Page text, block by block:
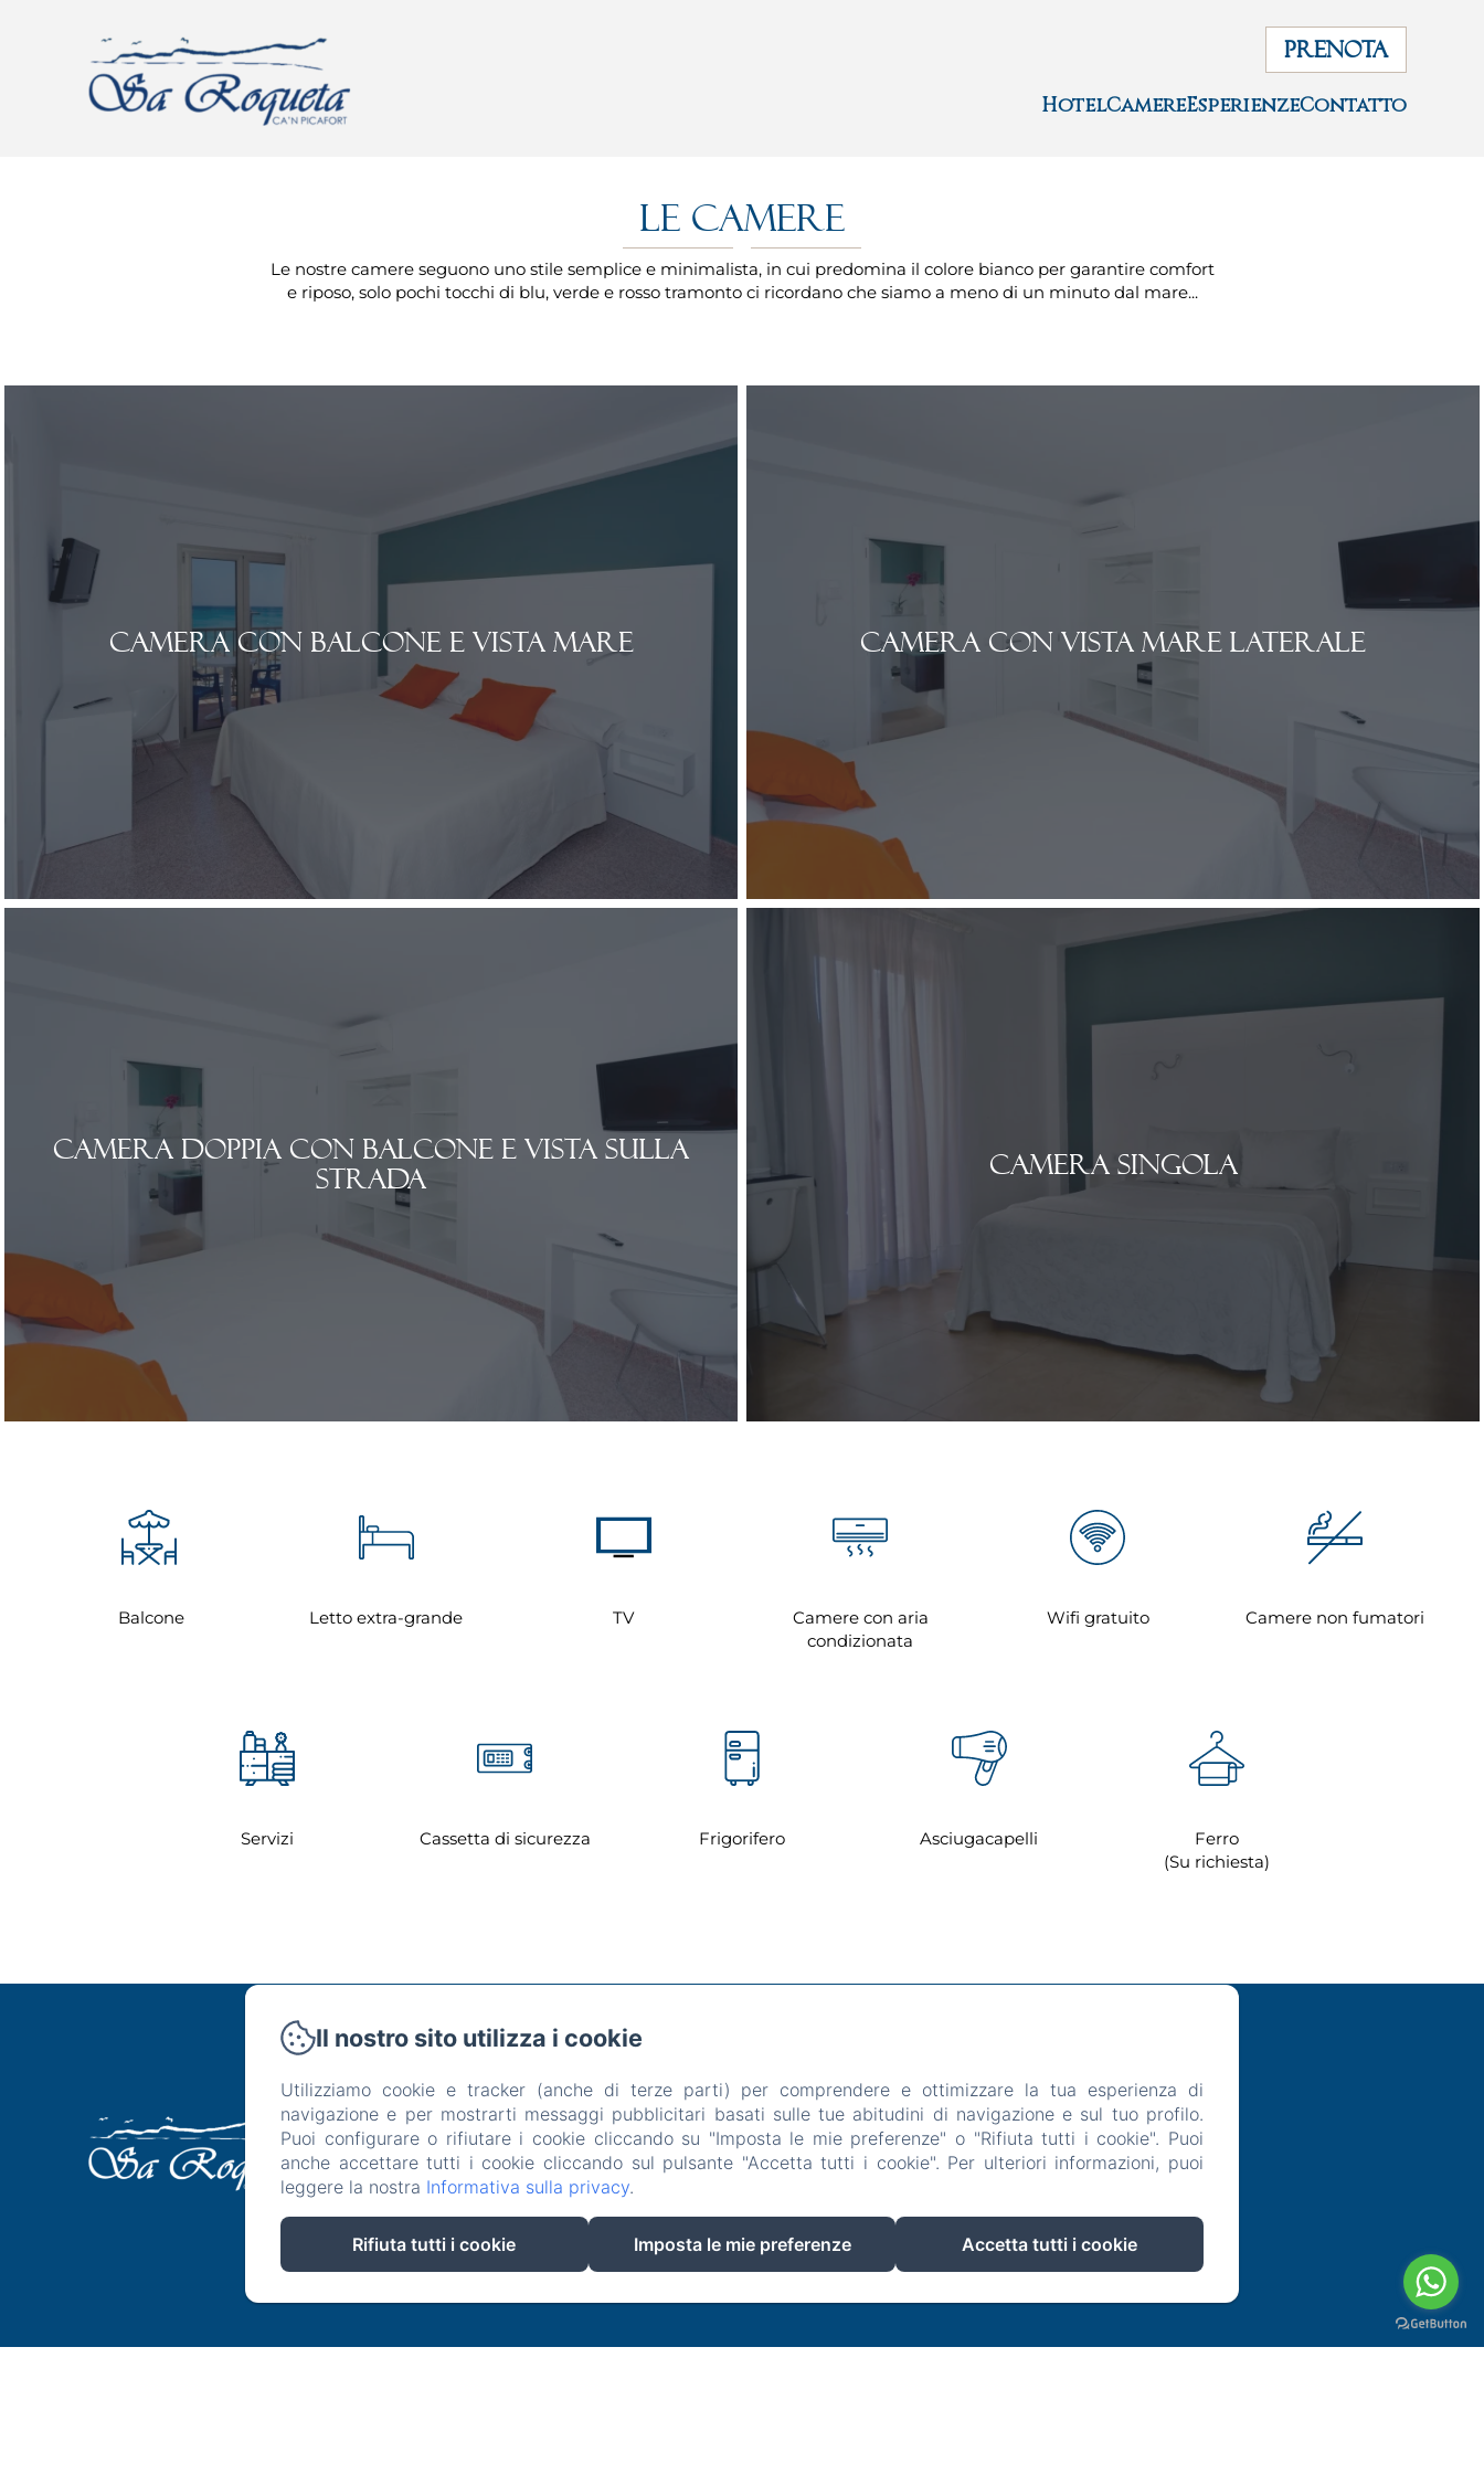
PRENOTA
HotelCamereEsperienzeContatto
Le camere
Le nostre camere seguono uno stile semplice e minimalista, in cui predomina il colore bianco per garantire comfort
e riposo, solo pochi tocchi di blu, verde e rosso tramonto ci ricordano che siamo a meno di un minuto dal mare...
Camera con balcone e vista mare Camera con vista mare laterale
Camera doppia con balcone e vista sulla
strada
Camera singola
Balcone Letto extra-grande TV
Camere con aria
condizionata
Wifi gratuito Camere non fumatori
Servizi Cassetta di sicurezza Frigorifero Asciugacapelli
Ferro
(Su richiesta)
hotelsaroqueta@gmail.com
Ristora Esperienze Posizione Contatto Informativa Privacy
Note legali
Informazioni sui cookie
Il nostro sito utilizza i cookie
Utilizziamo cookie e tracker (anche di terze parti) per comprendere e ottimizzare la tua esperienza di
navigazione e per mostrarti messaggi pubblicitari basati sulle tue abitudini di navigazione e sul tuo profilo.
Puoi configurare o rifiutare i cookie cliccando su "Imposta le mie preferenze" o "Rifiuta tutti i cookie". Puoi
anche accettare tutti i cookie cliccando sul pulsante "Accetta tutti i cookie". Per ulteriori informazioni, puoi
leggere la nostra Informativa sulla privacy.
Rifiuta tutti i cookie Imposta le mie preferenze Accetta tutti i cookie